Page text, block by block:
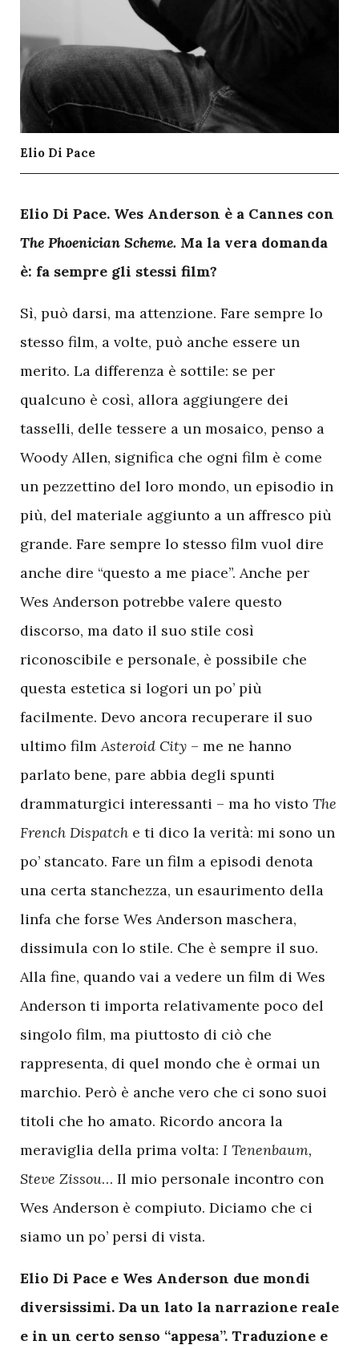
Elio Di Pace
Elio Di Pace. Wes Anderson è a Cannes con
The Phoenician Scheme. Ma la vera domanda
è: fa sempre gli stessi film?
Sì, può darsi, ma attenzione. Fare sempre lo
stesso film, a volte, può anche essere un
merito. La differenza è sottile: se per
qualcuno è così, allora aggiungere dei
tasselli, delle tessere a un mosaico, penso a
Woody Allen, significa che ogni film è come
un pezzettino del loro mondo, un episodio in
più, del materiale aggiunto a un affresco più
grande. Fare sempre lo stesso film vuol dire
anche dire “questo a me piace”. Anche per
Wes Anderson potrebbe valere questo
discorso, ma dato il suo stile così
riconoscibile e personale, è possibile che
questa estetica si logori un po’ più
facilmente. Devo ancora recuperare il suo
ultimo filmAsteroid City – me ne hanno
parlato bene, pare abbia degli spunti
drammaturgici interessanti – ma ho visto The
French Dispatch e ti dico la verità: mi sono un
po’ stancato. Fare un film a episodi denota
una certa stanchezza, un esaurimento della
linfa che forse Wes Anderson maschera,
dissimula con lo stile. Che è sempre il suo.
Alla fine, quando vai a vedere un film di Wes
Anderson ti importa relativamente poco del
singolo film, ma piuttosto di ciò che
rappresenta, di quel mondo che è ormai un
marchio. Però è anche vero che ci sono suoi
titoli che ho amato. Ricordo ancora la
meraviglia della prima volta: I Tenenbaum,
Steve Zissou… Il mio personale incontro con
Wes Anderson è compiuto. Diciamo che ci
siamo un po’ persi di vista.
Elio Di Pace e Wes Anderson due mondi
diversissimi. Da un lato la narrazione reale
e in un certo senso “appesa”. Traduzione e